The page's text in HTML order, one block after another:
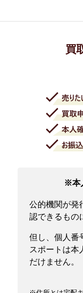
買
※本
公的機関が発
認できるもの
但し、個人番
スポートは本
だけません。